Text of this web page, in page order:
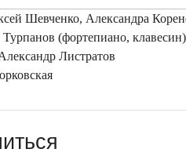
Шевченко, Александра
(фортепиано, клавесин)
Листратов